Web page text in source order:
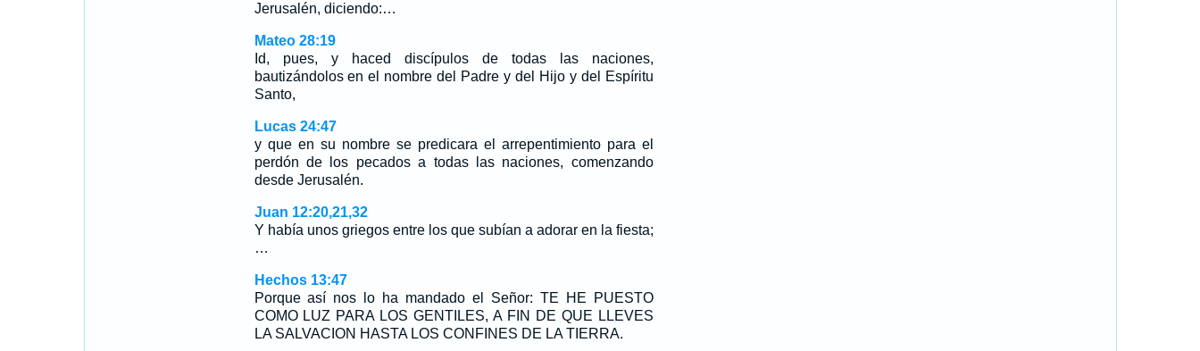
Jerusalén, diciendo:…
Mateo 28:19
Id, pues, y haced discípulos de todas las naciones,
bautizándolos en el nombre del Padre y del Hijo y del Espíritu
Santo,
Lucas 24:47
y que en su nombre se predicara el arrepentimiento para el
perdón de los pecados a todas las naciones, comenzando
desde Jerusalén.
Juan 12:20,21,32
Y había unos griegos entre los que subían a adorar en la fiesta;
…
Hechos 13:47
Porque así nos lo ha mandado el Señor: TE HE PUESTO
COMO LUZ PARA LOS GENTILES, A FIN DE QUE LLEVES
LA SALVACION HASTA LOS CONFINES DE LA TIERRA.